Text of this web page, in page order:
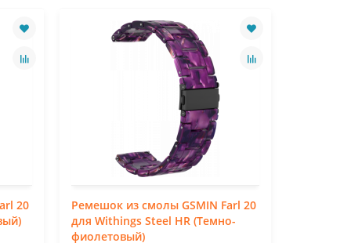
20
Ремешок из смолы GSMIN Farl 20
для Withings Steel HR (Темно-
фиолетовый)